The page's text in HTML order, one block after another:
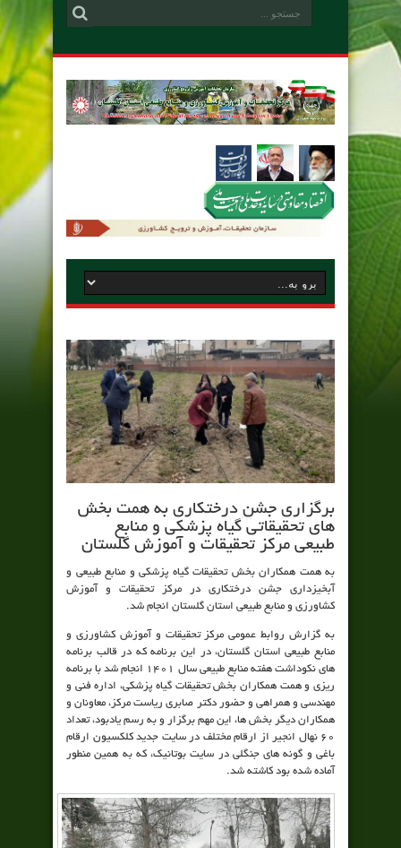
برگزاری جشن درختکاری به همت بخش
های تحقیقاتی گیاه پزشکی و منابع
طبیعی مرکز تحقیقات و آموزش گلستان
به همت همکاران بخش تحقیقات گیاه پزشکی و منابع طبیعی و
آبخیزداری جشن درختکاری در
مرکز تحقیقات و آموزش
کشاورزی و منابع طبیعی استان گلستان انجام شد.
به گزارش روابط عمومی مرکز تحقیقات و آموزش کشاورزی و
منابع طبیعی استان گلستان، در این برنامه که در قالب برنامه
های نکوداشت هفته منابع طبیعی سال 1401 انجام شد با برنامه
ریزی و همت همکاران بخش تحقیقات گیاه پزشکی، اداره فنی و
مهندسی و همراهی و حضور دکتر صابری ریاست مرکز، معاونان و
همکاران دیگر بخش ها، این مهم برگزار و به رسم یادبود، تعداد
60 نهال انجیر از ارقام مختلف در سایت جدید کلکسیون ارقام
باغی و گونه های جنگلی در سایت بوتانیک، که به همین منطور
آماده شده بود کاشته شد.